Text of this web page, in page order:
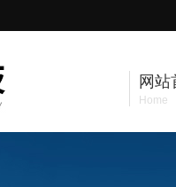
网站
Home